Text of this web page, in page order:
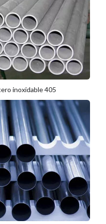
inoxidable 405